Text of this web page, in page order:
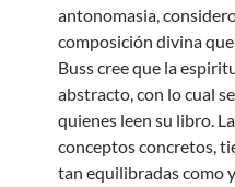
antonomasia,
composición divina
Buss cree que la
abstracto, con lo cual
quienes leen su libro.
conceptos concretos,
tan equilibradas como